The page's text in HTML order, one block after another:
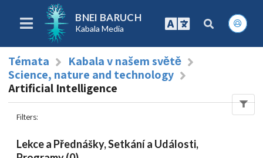
BNEI BARUCH
Kabala Media
Témata
Kabala v našem světě
Science, nature and technology
Artificial Intelligence
Filters:
Lekce a Přednášky, Setkání a Události,